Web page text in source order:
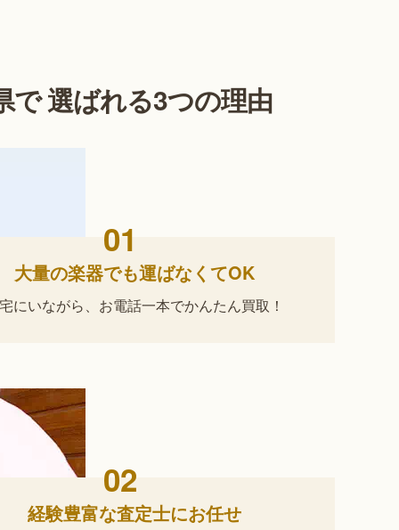
で 選ばれる3つの理由
01
大量の楽器でも運ばなくてOK
にいながら、 お電話一本でかんたん買取！
02
経験豊富な査定士にお任せ